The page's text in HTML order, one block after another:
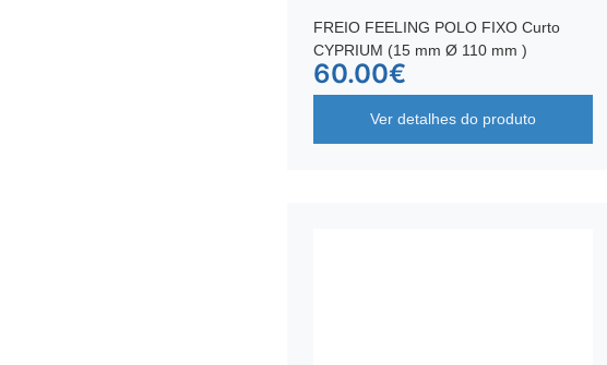
FREIO FEELING POLO FIXO Curto
CYPRIUM (15 mm Ø 110 mm )
60.00€
Ver detalhes do produto